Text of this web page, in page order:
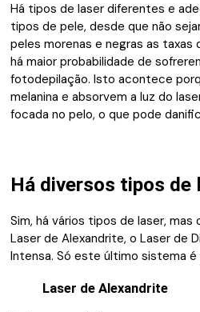
Há tipos de laser diferentes e
tipos de pele, desde que não
peles morenas e negras as taxas
há maior probabilidade de
fotodepilação. Isto acontece
melanina e absorvem a luz do
focada no pelo, o que pode
Há diversos tipos de
Sim, há vários tipos de laser,
Laser de Alexandrite, o Laser de
Intensa. Só este último sistema é
Laser de Alexandrite